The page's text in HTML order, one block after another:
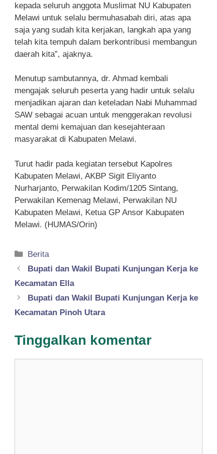
kepada seluruh anggota Muslimat NU Kabupaten
Melawi untuk selalu bermuhasabah diri, atas apa
saja yang sudah kita kerjakan, langkah apa yang
telah kita tempuh dalam berkontribusi membangun
daerah kita”, ajaknya.
Menutup sambutannya, dr. Ahmad kembali
mengajak seluruh peserta yang hadir untuk selalu
menjadikan ajaran dan keteladan Nabi Muhammad
SAW sebagai acuan untuk menggerakan revolusi
mental demi kemajuan dan kesejahteraan
masyarakat di Kabupaten Melawi.
Turut hadir pada kegiatan tersebut Kapolres
Kabupaten Melawi, AKBP Sigit Eliyanto
Nurharjanto, Perwakilan Kodim/1205 Sintang,
Perwakilan Kemenag Melawi, Perwakilan NU
Kabupaten Melawi, Ketua GP Ansor Kabupaten
Melawi. (HUMAS/Orin)
Kategori
Berita
Bupati dan Wakil Bupati Kunjungan Kerja ke
Kecamatan Ella
Bupati dan Wakil Bupati Kunjungan Kerja ke
Kecamatan Pinoh Utara
Tinggalkan komentar